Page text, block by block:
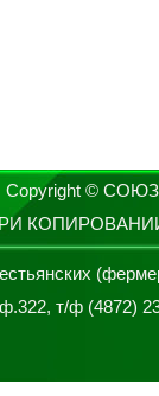
Copyright ©
т/ф (4872)